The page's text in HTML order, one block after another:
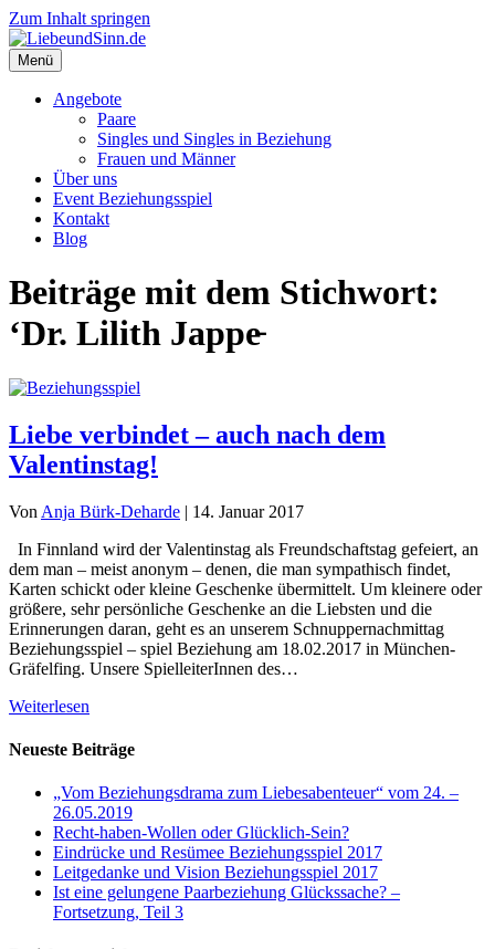
Zum Inhalt springen
Menü
Angebote
Paare
Singles und Singles in Beziehung
Frauen und Männer
Über uns
Event Beziehungsspiel
Kontakt
Blog
Beiträge mit dem Stichwort:
‘Dr. Lilith Jappe̵
Liebe verbindet – auch nach dem
Valentinstag!
Von Anja Bürk-Deharde | 14. Januar 2017
In Finnland wird der Valentinstag als Freundschaftstag gefeiert, an
dem man – meist anonym – denen, die man sympathisch findet,
Karten schickt oder kleine Geschenke übermittelt. Um kleinere oder
größere, sehr persönliche Geschenke an die Liebsten und die
Erinnerungen daran, geht es an unserem Schnuppernachmittag
Beziehungsspiel – spiel Beziehung am 18.02.2017 in München-
Gräfelfing. Unsere SpielleiterInnen des…
Weiterlesen
Neueste Beiträge
„Vom Beziehungsdrama zum Liebesabenteuer“ vom 24. –
26.05.2019
Recht-haben-Wollen oder Glücklich-Sein?
Eindrücke und Resümee Beziehungsspiel 2017
Leitgedanke und Vision Beziehungsspiel 2017
Ist eine gelungene Paarbeziehung Glückssache? –
Fortsetzung, Teil 3